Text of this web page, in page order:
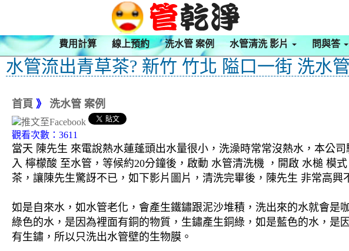
費用計算 線上預約 洗水管 案例 水管清洗 影片 問與答
水管流出青草茶? 新竹 竹北 隘口一街 洗水管
首頁 》 洗水管 案例
觀看次數：3611
當天 陳先生 來電說熱水蓮蓬頭出水量很小，洗澡時常常沒熱水，本公
入 檸檬酸 至水管，等候約20分鐘後，啟動 水管清洗機 ，開啟 水槌 模
茶，讓陳先生驚訝不已，如下影片圖片，清洗完畢後，陳先生 非常高興
如是自來水，如水管老化，會產生鐵鏽跟泥沙堆積，洗出來的水就會
綠色的水，是因為裡面有銅的物質，生鏽產生銅綠，如是藍色的水，
有生鏽，所以只洗出水管壁的生物膜。